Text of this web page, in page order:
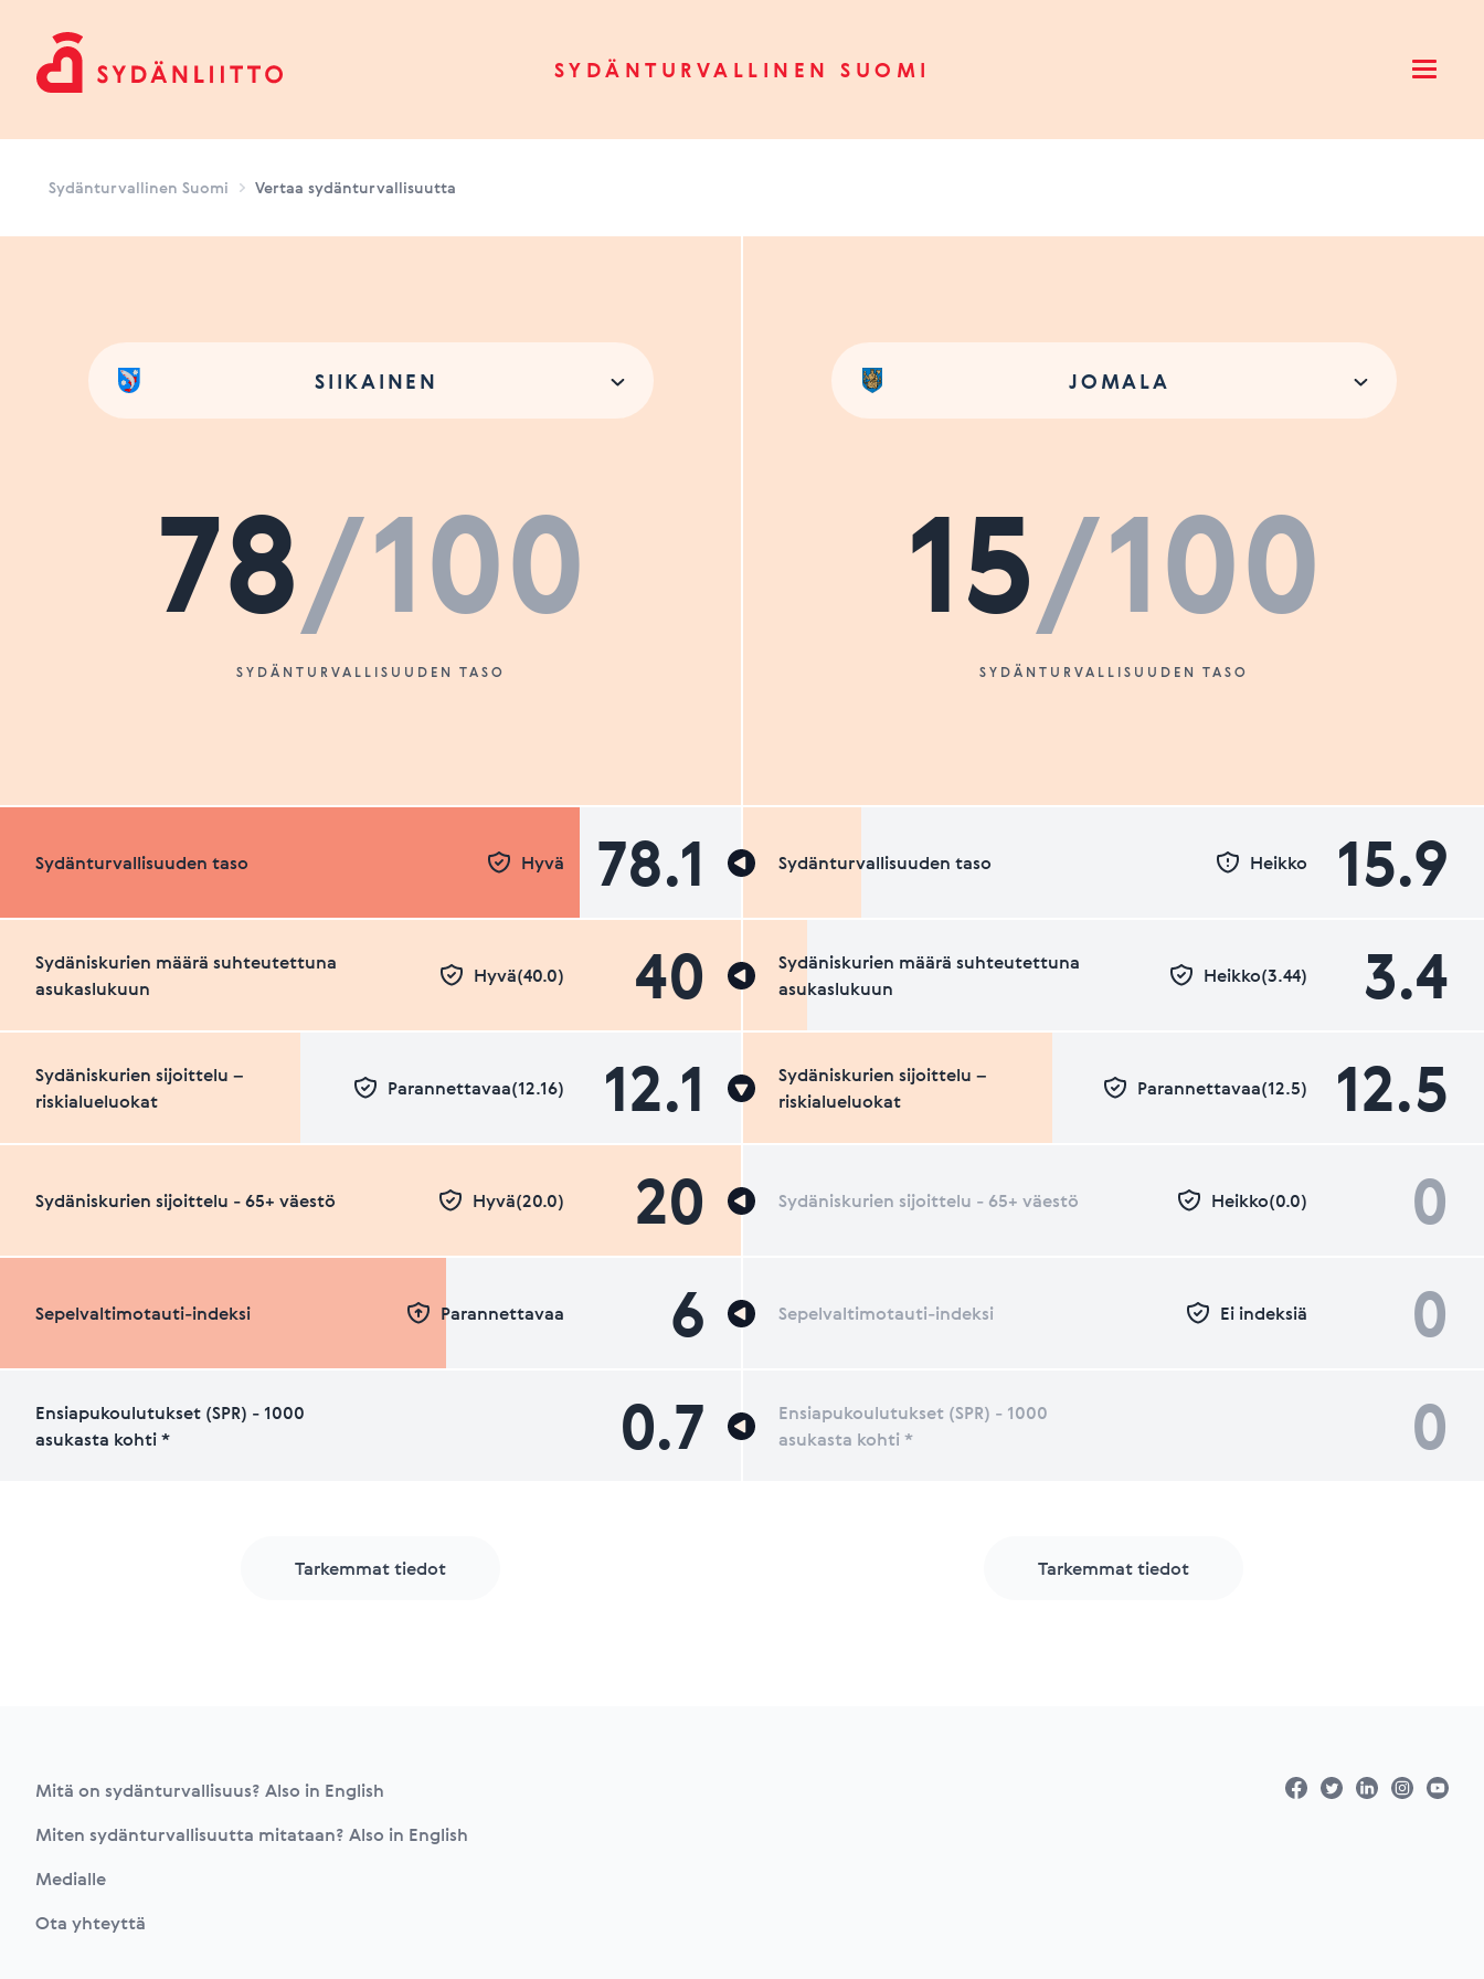
SYDÄNTURVALLINEN SUOMI Open
Sydänturvallinen Suomi Vertaa sydänturvallisuutta
SIIKAINEN
78/100
SYDÄNTURVALLISUUDEN TASO
Sydänturvallisuuden taso 78.1
Hyvä
Sydäniskurien määrä suhteutettuna
asukaslukuun
40
Hyvä(40.0)
Sydäniskurien sijoittelu –
riskialueluokat
12.1
Parannettavaa(12.16)
Sydäniskurien sijoittelu - 65+ väestö 20
Hyvä(20.0)
Sepelvaltimotauti-indeksi 6
Parannettavaa
Ensiapukoulutukset (SPR) - 1000
asukasta kohti *
0.7
Tarkemmat tiedot
JOMALA
15/100
SYDÄNTURVALLISUUDEN TASO
Sydänturvallisuuden taso 15.9
Heikko
Sydäniskurien määrä suhteutettuna
asukaslukuun
3.4
Heikko(3.44)
Sydäniskurien sijoittelu –
riskialueluokat
12.5
Parannettavaa(12.5)
Sydäniskurien sijoittelu - 65+ väestö 0
Heikko(0.0)
Sepelvaltimotauti-indeksi 0
Ei indeksiä
Ensiapukoulutukset (SPR) - 1000
asukasta kohti *
0
Tarkemmat tiedot
Mitä on sydänturvallisuus? Also in English
Miten sydänturvallisuutta mitataan? Also in English
Medialle
Ota yhteyttä